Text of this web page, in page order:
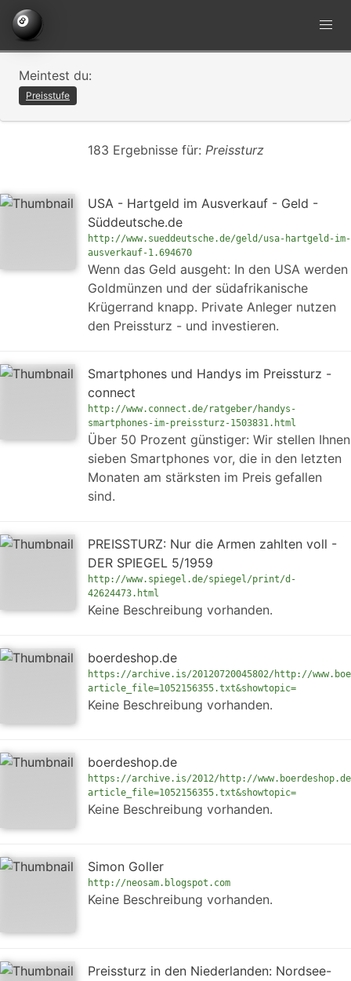
Meintest du:
Preisstufe
183 Ergebnisse für: Preissturz
USA - Hartgeld im Ausverkauf - Geld -
Süddeutsche.de
http://www.sueddeutsche.de/geld/usa-hartgeld-im-
ausverkauf-1.694670
Wenn das Geld ausgeht: In den USA werden
Goldmünzen und der südafrikanische
Krügerrand knapp. Private Anleger nutzen
den Preissturz - und investieren.
Smartphones und Handys im Preissturz -
connect
http://www.connect.de/ratgeber/handys-
smartphones-im-preissturz-1503831.html
Über 50 Prozent günstiger: Wir stellen Ihnen
sieben Smartphones vor, die in den letzten
Monaten am stärksten im Preis gefallen
sind.
PREISSTURZ: Nur die Armen zahlten voll -
DER SPIEGEL 5/1959
http://www.spiegel.de/spiegel/print/d-
42624473.html
Keine Beschreibung vorhanden.
boerdeshop.de
https://archive.is/20120720045802/http://
article_file=1052156355.txt&showtopic=
Keine Beschreibung vorhanden.
boerdeshop.de
https://archive.is/2012/http://
article_file=1052156355.txt&showtopic=
Keine Beschreibung vorhanden.
Simon Goller
http://neosam.blogspot.com
Keine Beschreibung vorhanden.
Preissturz in den Niederlanden: Nordsee-